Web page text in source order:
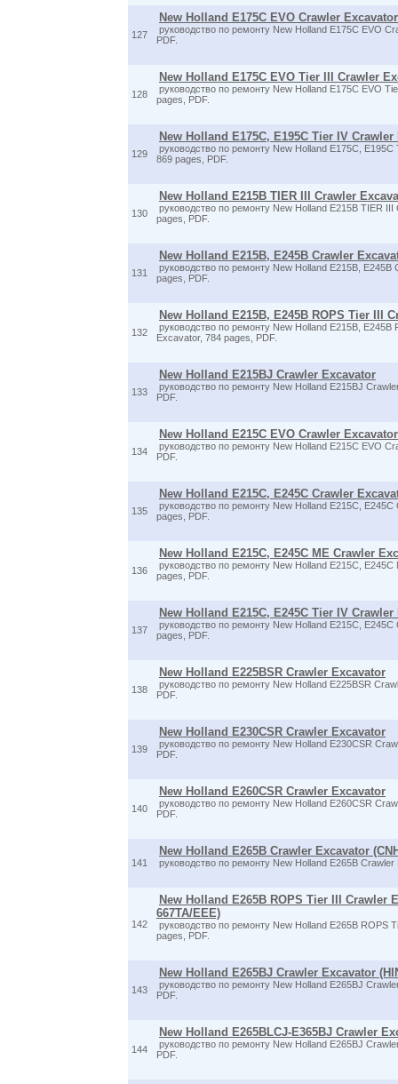
127
New Holland E175C EVO Crawler Excavator
руководство по ремонту New Holland E175C EVO
PDF.
128
New Holland E175C EVO Tier III Crawler
руководство по ремонту New Holland E175C EVO
pages, PDF.
129
New Holland E175C, E195C Tier IV
руководство по ремонту New Holland E175C,
869 pages, PDF.
130
New Holland E215B TIER III Crawler
руководство по ремонту New Holland E215B TIER
pages, PDF.
131
New Holland E215B, E245B Crawler
руководство по ремонту New Holland E215B, E245B
pages, PDF.
132
New Holland E215B, E245B ROPS Tier III
руководство по ремонту New Holland E215B, E245B
Excavator, 784 pages, PDF.
133
New Holland E215BJ Crawler Excavator
руководство по ремонту New Holland E215BJ
PDF.
134
New Holland E215C EVO Crawler Excavator
руководство по ремонту New Holland E215C EVO
PDF.
135
New Holland E215C, E245C Crawler
руководство по ремонту New Holland E215C,
pages, PDF.
136
New Holland E215C, E245C ME Crawler
руководство по ремонту New Holland E215C,
pages, PDF.
137
New Holland E215C, E245C Tier IV Crawler
руководство по ремонту New Holland E215C,
pages, PDF.
138
New Holland E225BSR Crawler Excavator
руководство по ремонту New Holland E225BSR
PDF.
139
New Holland E230CSR Crawler Excavator
руководство по ремонту New Holland E230CSR
PDF.
140
New Holland E260CSR Crawler Excavator
руководство по ремонту New Holland E260CSR
PDF.
141
New Holland E265B Crawler Excavator
руководство по ремонту New Holland E265B
142
New Holland E265B ROPS Tier III Crawler
667TA/EEE)
руководство по ремонту New Holland E265B ROPS
pages, PDF.
143
New Holland E265BJ Crawler Excavator
руководство по ремонту New Holland E265BJ
PDF.
144
New Holland E265BLCJ-E365BJ Crawler
руководство по ремонту New Holland E265BJ
PDF.